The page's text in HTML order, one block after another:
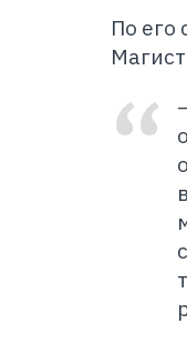
По его